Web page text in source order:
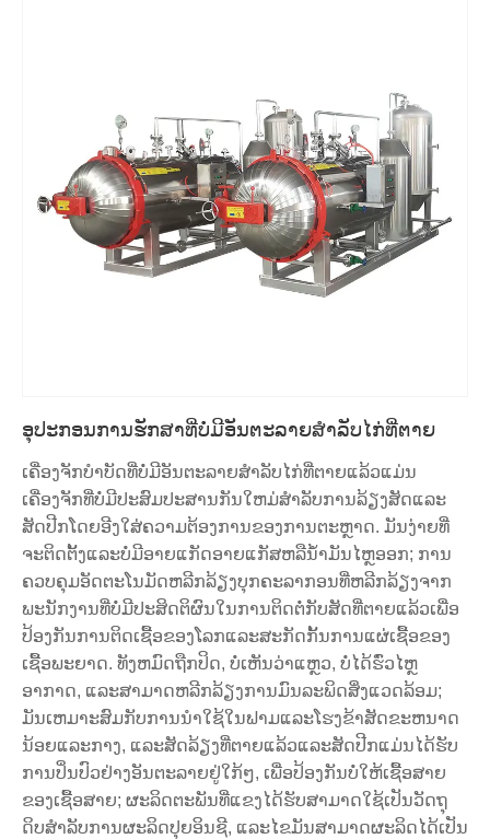
ອຸປະກອນການຮັກສາທີ່ບໍ່ມີອັນຕະລາຍສໍາລັບໄກ່ທີ່ຕາຍ
ເຄື່ອງຈັກບໍາບັດທີ່ບໍ່ມີອັນຕະລາຍສໍາລັບໄກ່ທີ່ຕາຍແລ້ວແມ່ນ
ເຄື່ອງຈັກທີ່ບໍ່ມີປະສົມປະສານກັນໃຫມ່ສໍາລັບການລ້ຽງສັດແລະ
ສັດປີກໂດຍອີງໃສ່ຄວາມຕ້ອງການຂອງການຕະຫຼາດ. ມັນງ່າຍທີ່
ຈະຕິດຕັ້ງແລະບໍ່ມີອາຍແກັດອາຍແກັສຫລືນ້ໍາມັນໄຫຼອອກ; ການ
ຄວບຄຸມອັດຕະໂນມັດຫລີກລ້ຽງບຸກຄະລາກອນທີ່ຫລີກລ້ຽງຈາກ
ພະນັກງານທີ່ບໍ່ມີປະສິດຕິຜົນໃນການຕິດຕໍ່ກັບສັດທີ່ຕາຍແລ້ວເພື່ອ
ປ້ອງກັນການຕິດເຊື້ອຂອງໂລກແລະສະກັດກັ້ນການແຜ່ເຊື້ອຂອງ
ເຊື້ອພະຍາດ. ທັງຫມົດຖືກປິດ, ບໍ່ເຫັນວ່າແຫຼວ, ບໍ່ໄດ້ຮົ່ວໄຫຼ
ອາກາດ, ແລະສາມາດຫລີກລ້ຽງການມົນລະພິດສິ່ງແວດລ້ອມ;
ມັນເຫມາະສົມກັບການນໍາໃຊ້ໃນຟາມແລະໂຮງຂ້າສັດຂະຫນາດ
ນ້ອຍແລະກາງ, ແລະສັດລ້ຽງທີ່ຕາຍແລ້ວແລະສັດປີກແມ່ນໄດ້ຮັບ
ການປິ່ນປົວຢ່າງອັນຕະລາຍຢູ່ໃກ້ໆ, ເພື່ອປ້ອງກັນບໍ່ໃຫ້ເຊື້ອສາຍ
ຂອງເຊື້ອສາຍ; ຜະລິດຕະພັນທີ່ແຂງໄດ້ຮັບສາມາດໃຊ້ເປັນວັດຖຸ
ດິບສໍາລັບການຜະລິດປຸຍອິນຊີ, ແລະໄຂມັນສາມາດຜະລິດໄດ້ເປັນ